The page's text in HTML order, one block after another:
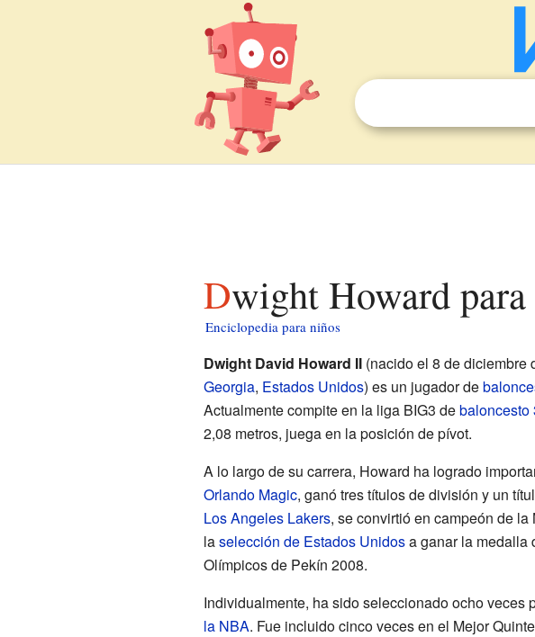
Dwight Howard
Enciclopedia para niños
Dwight David Howard II(nacido el 8 de diciembre
Georgia, Estados Unidos) es un jugador de
Actualmente compite en la liga BIG3 debaloncesto
2,08 metros, juega en la posición de pívot.
A lo largo de su carrera, Howard ha logrado
Orlando Magic, ganó tres títulos de división y un
Los Angeles Lakers, se convirtió en campeón de la
laselección de Estados Unidosa ganar la medalla
Olímpicos de Pekín 2008.
Individualmente, ha sido seleccionado ocho veces
la NBA. Fue incluido cinco veces en el Mejor